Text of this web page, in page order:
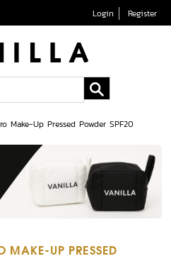
Login Register
Make-Up Pressed Powder SPF20
MAKE-UP PRESSED